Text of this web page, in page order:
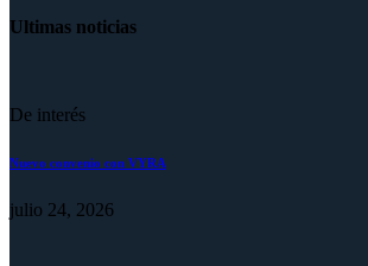
Ultimas noticias
De interés
Nuevo convenio con VYRA
julio 24, 2026